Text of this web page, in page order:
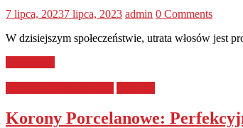
7 lipca, 20237 lipca, 2023 admin 0 Comments
W dzisiejszym społeczeństwie, utrata włosów jest
Korony Porcelanowe: